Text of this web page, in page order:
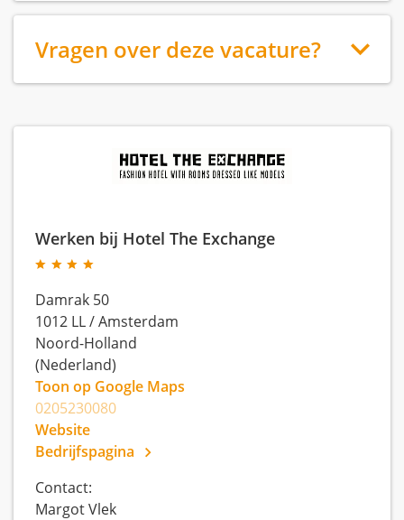
Vragen over deze vacature?
Werken bij Hotel The Exchange
Damrak 50
1012 LL/Amsterdam
Noord-Holland
(Nederland)
Toon op Google Maps
0205230080
Website
Bedrijfspagina
Contact:
Margot Vlek